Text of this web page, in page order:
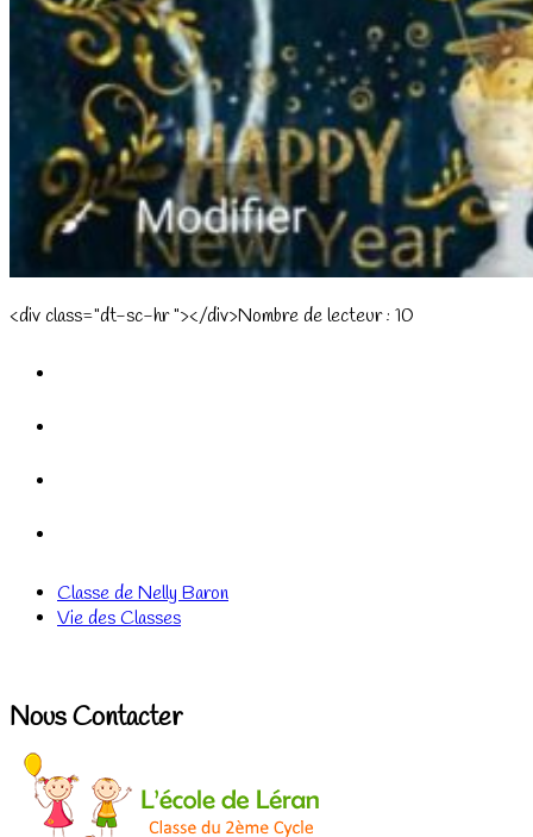
<div class="dt-sc-hr "></div>Nombre de lecteur : 10
Classe de Nelly Baron
Vie des Classes
Nous Contacter